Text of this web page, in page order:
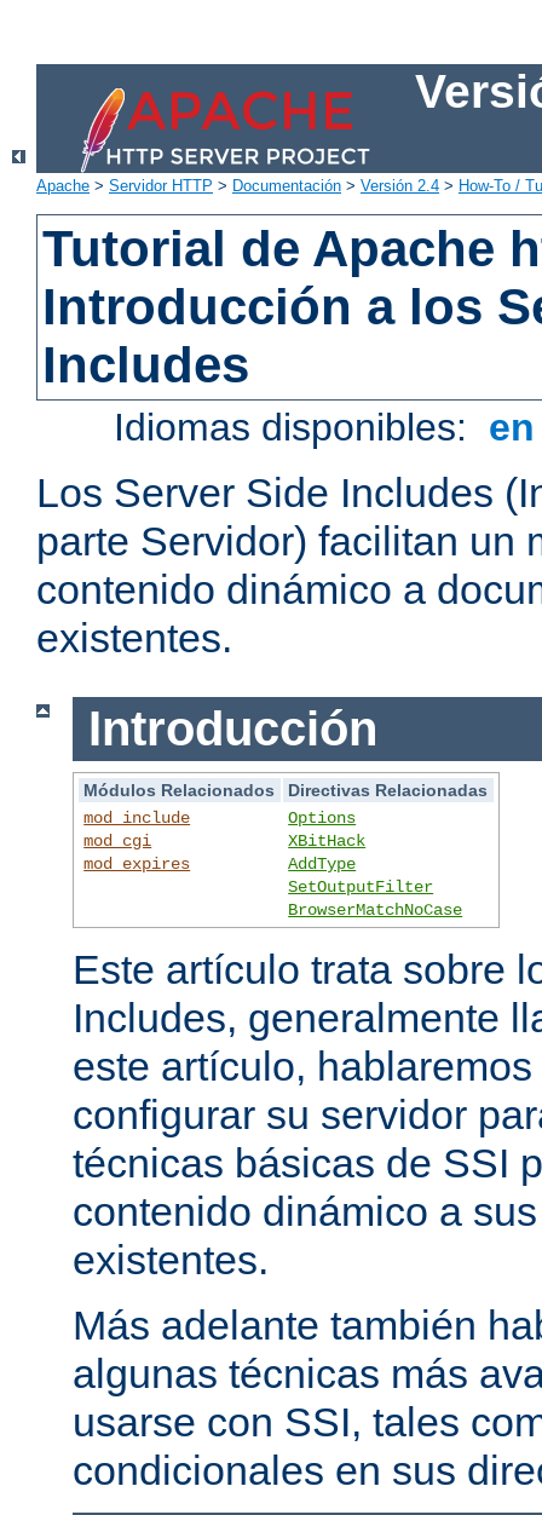
Apache > Servidor HTTP > Documentación > Versión 2.4 > How-To /
Tutorial de Apache
Introducción a los
Includes
Idiomas disponibles:
Los Server Side Includes
parte Servidor) facilitan un
contenido dinámico a
existentes.
Introducción
Módulos Relacionados
Directivas Relacionadas
mod_include
mod_cgi
mod_expires
Options
XBitHack
AddType
SetOutputFilter
BrowserMatchNoCase
Este artículo trata sobre
Includes, generalmente
este artículo,
configurar su servidor
técnicas básicas de SSI
contenido dinámico a
existentes.
Más adelante también
algunas técnicas más
usarse con SSI, tales
condicionales en sus